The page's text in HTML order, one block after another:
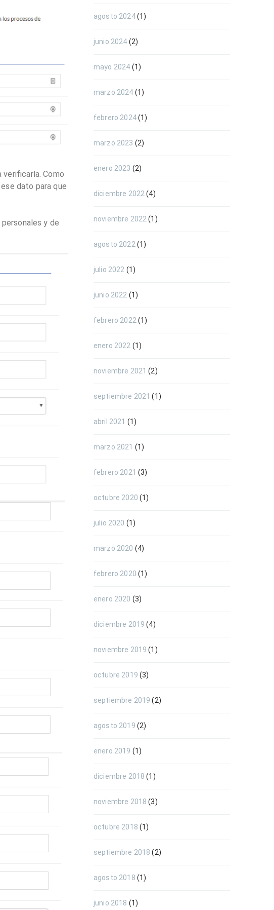
Como
dato para que
y de
agosto 2024(1)
junio 2024 (2)
mayo 2024 (1)
marzo 2024 (1)
febrero 2024(1)
marzo 2023 (2)
enero 2023 (2)
diciembre 2022 (4)
noviembre 2022 (1)
agosto 2022 (1)
julio 2022 (1)
junio 2022 (1)
febrero 2022 (1)
enero 2022 (1)
noviembre 2021 (2)
septiembre 2021 (1)
abril 2021 (1)
marzo 2021 (1)
febrero 2021 (3)
octubre 2020 (1)
julio 2020 (1)
marzo 2020 (4)
febrero 2020 (1)
enero 2020 (3)
diciembre 2019 (4)
noviembre 2019 (1)
octubre 2019 (3)
septiembre 2019 (2)
agosto 2019 (2)
enero 2019 (1)
diciembre 2018 (1)
noviembre 2018 (3)
octubre 2018 (1)
septiembre 2018 (2)
agosto 2018 (1)
junio 2018 (1)